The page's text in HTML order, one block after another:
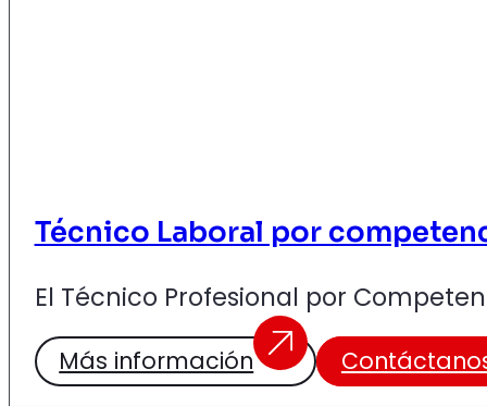
Técnico Laboral por
El Técnico Profesional por
Más información